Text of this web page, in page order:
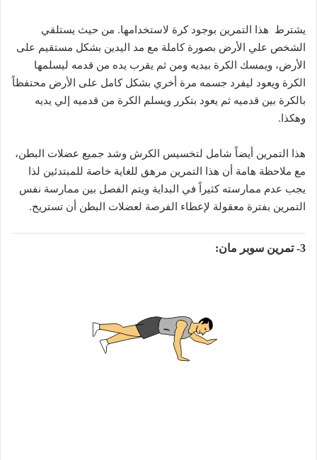
يشترط هذا التمرين بوجود كرة لاستخدامها. من حيث يستلقي
الشخص علي الأرض بصورة كاملة مع مد اليدين بشكل مستقيم على
الأرض، ويمسك الكرة بيديه ومن ثم يقرب يده من قدمه ليسلمها
الكرة ويعود ليفرد جسمه مرة أخري بشكل كامل على الأرض محتفظاً
بالكرة بين قدميه ثم يعود بتكرر ويسلم الكرة من قدميه إلي يديه
وهكذا.
هذا التمرين أيضاً شامل لتخسيس الكرش وشد جميع عضلات البطن،
مع ملاحظة هامة أن هذا التمرين مرهق للغاية خاصة للمبتدئين لذا
يجب عدم ممارسته كثيراً في البداية ويتم الفصل بين ممارسة نفس
التمرين بفترة معقولة لإعطاء الفرصة لعضلات البطن أن تستريح.
3- تمرين سوبر مان: